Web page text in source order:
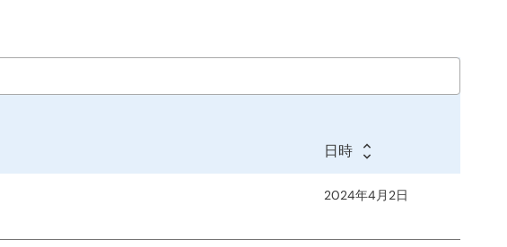
日時
2024年4月2日